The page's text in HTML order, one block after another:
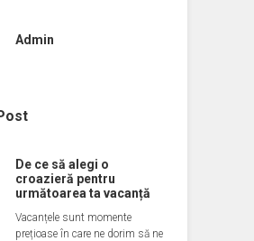
Admin
De ce să alegi o
croazieră pentru
următoarea ta vacanță
Vacanțele sunt momente
prețioase în care ne dorim să ne